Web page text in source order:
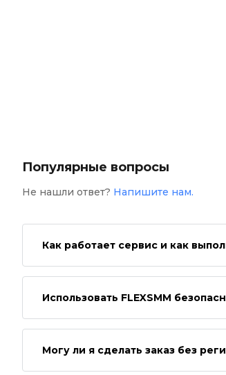
Популярные вопросы
Не нашли ответ? Напишите нам.
Как работает сервис и как
Использовать FLEXSMM
Могу ли я сделать заказ без